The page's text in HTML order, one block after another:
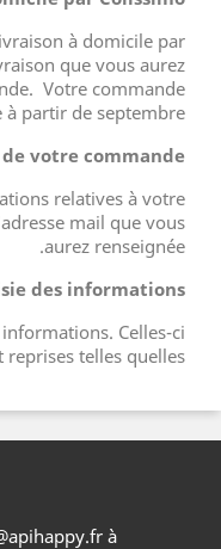
à domicile par
que vous aurez
Votre commande
à partir de septembre.
votre commande :
relatives à votre
mail que vous
aurez renseignée.
des informations :
Celles-ci
reprises telles quelles.
à